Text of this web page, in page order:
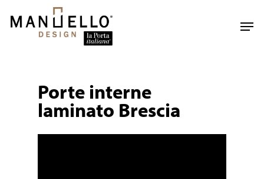
main
Porte interne
laminato Brescia